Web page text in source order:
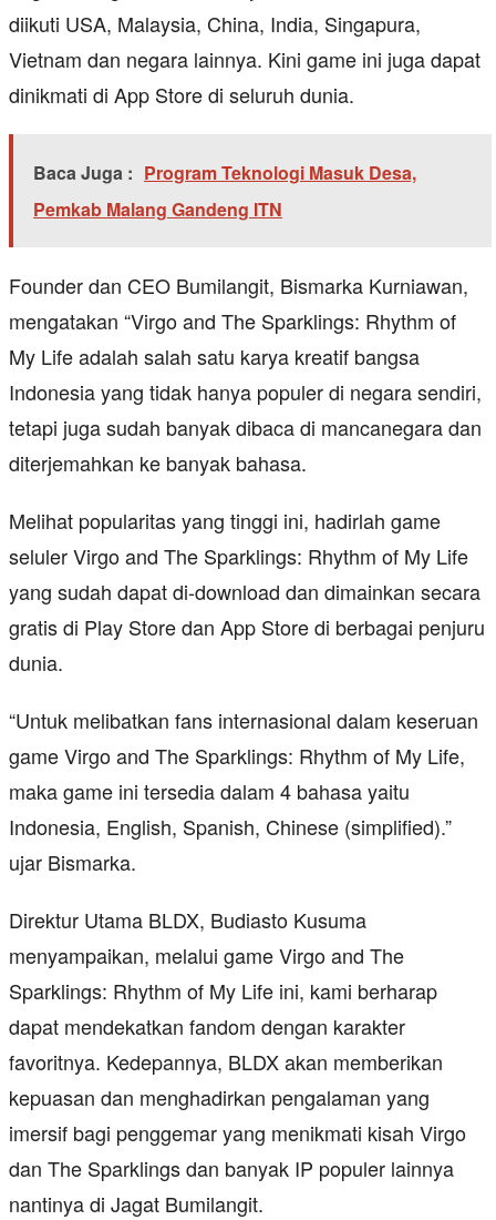
diikuti USA, Malaysia, China, India, Singapura,
Vietnam dan negara lainnya. Kini game ini juga dapat
dinikmati di App Store di seluruh dunia.
Baca Juga : Program Teknologi Masuk Desa,
Pemkab Malang Gandeng ITN
Founder dan CEO Bumilangit, Bismarka Kurniawan,
mengatakan “Virgo and The Sparklings: Rhythm of
My Life adalah salah satu karya kreatif bangsa
Indonesia yang tidak hanya populer di negara sendiri,
tetapi juga sudah banyak dibaca di mancanegara dan
diterjemahkan ke banyak bahasa.
Melihat popularitas yang tinggi ini, hadirlah game
seluler Virgo and The Sparklings: Rhythm of My Life
yang sudah dapat di-download dan dimainkan secara
gratis di Play Store dan App Store di berbagai penjuru
dunia.
“Untuk melibatkan fans internasional dalam keseruan
game Virgo and The Sparklings: Rhythm of My Life,
maka game ini tersedia dalam 4 bahasa yaitu
Indonesia, English, Spanish, Chinese (simplified).”
ujar Bismarka.
Direktur Utama BLDX, Budiasto Kusuma
menyampaikan, melalui game Virgo and The
Sparklings: Rhythm of My Life ini, kami berharap
dapat mendekatkan fandom dengan karakter
favoritnya. Kedepannya, BLDX akan memberikan
kepuasan dan menghadirkan pengalaman yang
imersif bagi penggemar yang menikmati kisah Virgo
dan The Sparklings dan banyak IP populer lainnya
nantinya di Jagat Bumilangit.